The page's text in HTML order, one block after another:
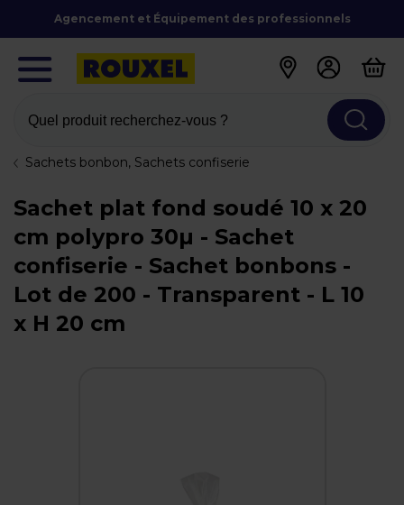
Agencement et Équipement des professionnels
Quel produit recherchez-vous ?
Sachets bonbon, Sachets confiserie
Sachet plat fond soudé 10 x 20
cm polypro 30µ - Sachet
confiserie - Sachet bonbons -
Lot de 200 - Transparent - L 10
x H 20 cm